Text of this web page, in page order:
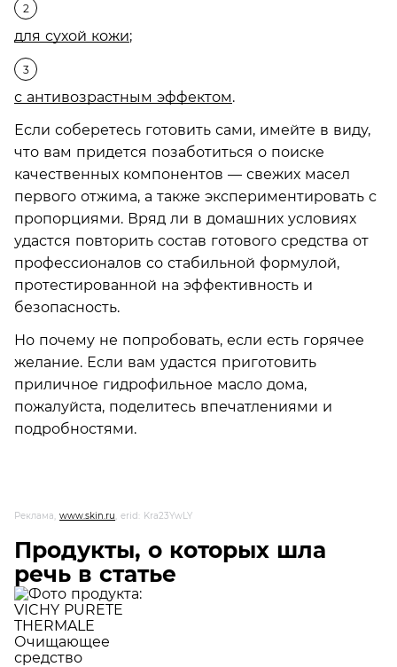
для сухой кожи;
с антивозрастным эффектом.
Если соберетесь готовить сами, имейте в виду,
что вам придется позаботиться о поиске
качественных компонентов — свежих масел
первого отжима, а также экспериментировать с
пропорциями. Вряд ли в домашних условиях
удастся повторить состав готового средства от
профессионалов со стабильной формулой,
протестированной на эффективность и
безопасность.
Но почему не попробовать, если есть горячее
желание. Если вам удастся приготовить
приличное гидрофильное масло дома,
пожалуйста,­ поделитесь впечатлениями и
подробностями.
Реклама, www.skin.ru, erid: Kra23YwLY
Продукты, о которых шла
речь в статье